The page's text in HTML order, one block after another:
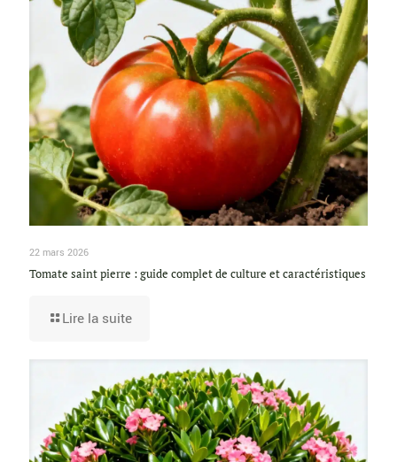
22 mars 2026
Tomate saint pierre : guide complet de culture et caractéristiques
Lire la suite